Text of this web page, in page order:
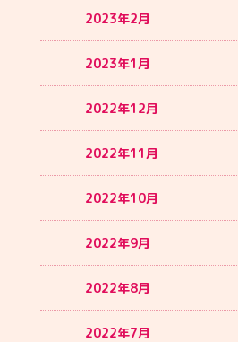
2023年2月
2023年1月
2022年12月
2022年11月
2022年10月
2022年9月
2022年8月
2022年7月